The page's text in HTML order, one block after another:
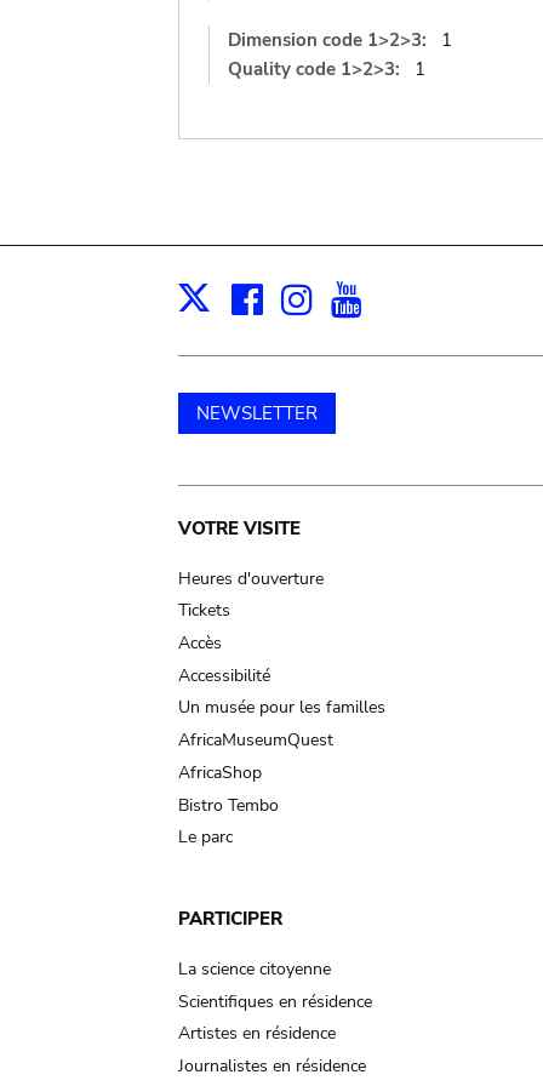
Dimension code 1>2>3:
1
Quality code 1>2>3:
1
X Facebook
Instagram
NEWSLETTER
Main
navigation
VOTRE VISITE
Heures d'ouverture
Tickets
Accès
Accessibilité
Un musée pour les familles
AfricaMuseumQuest
AfricaShop
Bistro Tembo
Le parc
PARTICIPER
La science citoyenne
Scientifiques en résidence
Artistes en résidence
Journalistes en résidence